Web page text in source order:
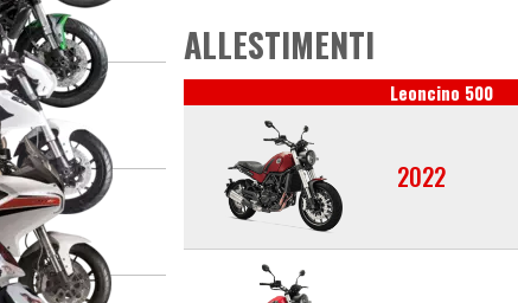
ALLESTIMENTI
Leoncino 500
2022